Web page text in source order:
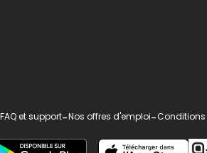
FAQ et support-Nos offres d'emploi-